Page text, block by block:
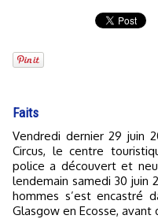
Faits
Vendredi dernier 29 juin 2007, à Londres près de Piccadilly
Circus, le centre
police a découvert et
lendemain samedi 30 juin
hommes s’est encastré
Glasgow en Ecosse, avant